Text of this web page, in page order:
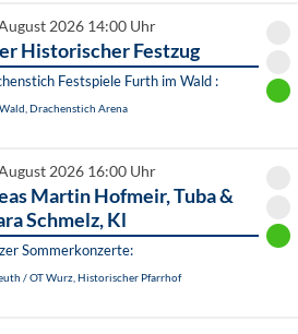
2026 14:00 Uhr
Historischer Festzug
Festspiele Furth im Wald :
Drachenstich Arena
2026 16:00 Uhr
Martin Hofmeir, Tuba &
Schmelz, Kl
Sommerkonzerte:
/ OT Wurz, Historischer Pfarrhof